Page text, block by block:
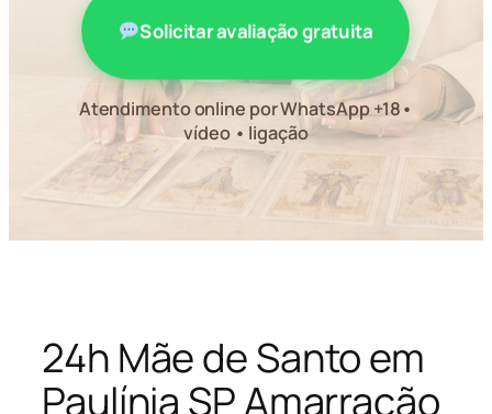
Solicitar avaliação gratuita
Atendimento online por WhatsApp +18•
vídeo • ligação
24h Mãe de Santo em
Paulínia SP Amarração